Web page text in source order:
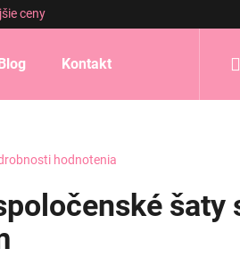
ceny
Kontakt
hodnotenia
šaty